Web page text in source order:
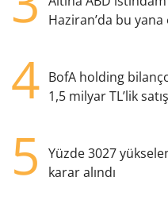
Haziran’da bu
4 BofA holding
1,5 milyar TL’lik
5
Yüzde 3027
karar alındı